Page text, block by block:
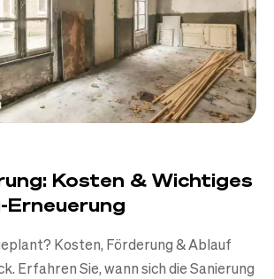
Kosten & Wichtiges
Kosten, Förderung & Ablauf
Erfahren Sie, wann sich die Sanierung